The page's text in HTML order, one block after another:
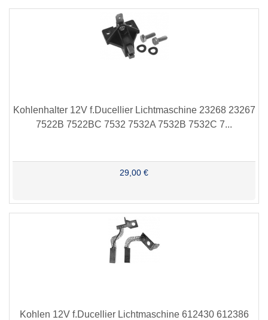
Kohlenhalter 12V f.Ducellier Lichtmaschine 23268 23267
7522B 7522BC 7532 7532A 7532B 7532C 7...
29,00 €
Kohlen 12V f.Ducellier Lichtmaschine 612430 612386